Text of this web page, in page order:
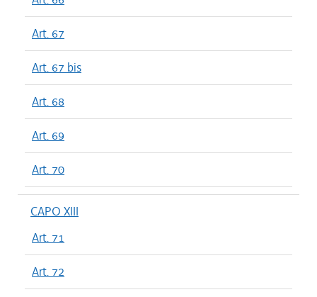
Art. 67
Art. 67 bis
Art. 68
Art. 69
Art. 70
CAPO XIII
Art. 71
Art. 72